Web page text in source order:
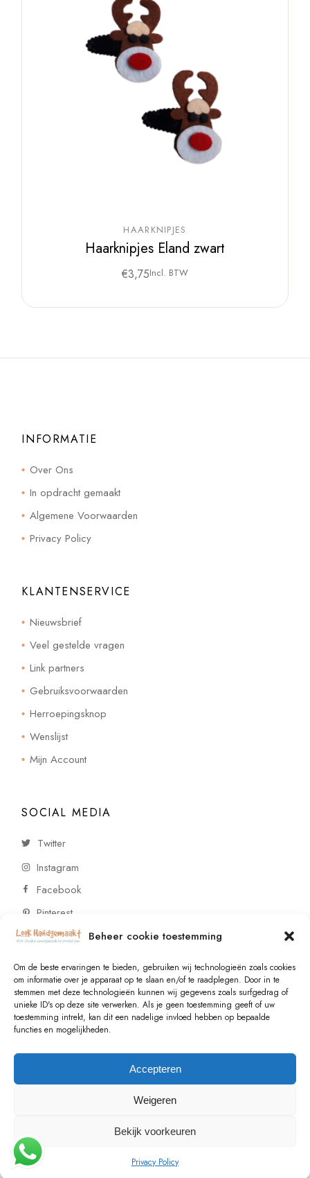
Beheer cookie toestemming
Om de beste ervaringen te bieden, gebruiken wij technologieën zoals cookies
om informatie over je apparaat op te slaan en/of te raadplegen. Door in te
stemmen met deze technologieën kunnen wij gegevens zoals surfgedrag of
unieke ID's op deze site verwerken. Als je geen toestemming geeft of uw
toestemming intrekt, kan dit een nadelige invloed hebben op bepaalde
functies en mogelijkheden.
Accepteren
Weigeren
Bekijk voorkeuren
Privacy Policy
HAARKNIPJES
Haarknipjes Eland zwart
€3,75Incl. BTW
INFORMATIE
Over Ons
In opdracht gemaakt
Algemene Voorwaarden
Privacy Policy
KLANTENSERVICE
Nieuwsbrief
Veel gestelde vragen
Link partners
Gebruiksvoorwaarden
Herroepingsknop
Wenslijst
Mijn Account
SOCIAL MEDIA
Twitter
Instagram
Facebook
Pinterest
CONTACT
Vragen of wensen? Neem contact op!
+31 (0)6 229 021 29
© 2023 , All Rights Reserved